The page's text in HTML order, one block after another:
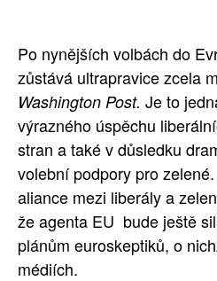
RUBRIKY
PLNÁ VERZE STRÁNEK
Po nynějších volbách do
zůstává ultrapravice zcela
Washington Post. Je to
výrazného úspěchu
stran a také v důsledku
volební podpory pro
aliance mezi liberály a
že agenta EU bude ještě
plánům euroskeptiků, o
médiích.